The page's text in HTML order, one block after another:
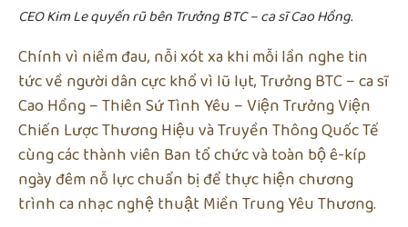
CEO Kim Le quyến rũ bên Trưởng BTC – ca sĩ Cao Hồng.
Chính vì niềm đau, nỗi xót xa khi mỗi lần nghe tin
tức về người dân cực khổ vì lũ lụt, Trưởng BTC – ca sĩ
Cao Hồng – Thiên Sứ Tình Yêu – Viện Trưởng Viện
Chiến Lược Thương Hiệu và Truyền Thông Quốc Tế
cùng các thành viên Ban tổ chức và toàn bộ ê-kíp
ngày đêm nỗ lực chuẩn bị để thực hiện chương
trình ca nhạc nghệ thuật Miền Trung Yêu Thương.